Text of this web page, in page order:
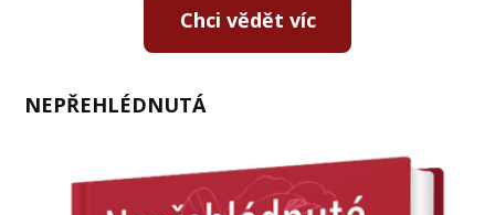
Chci vědět víc
NEPŘEHLÉDNUTÁ